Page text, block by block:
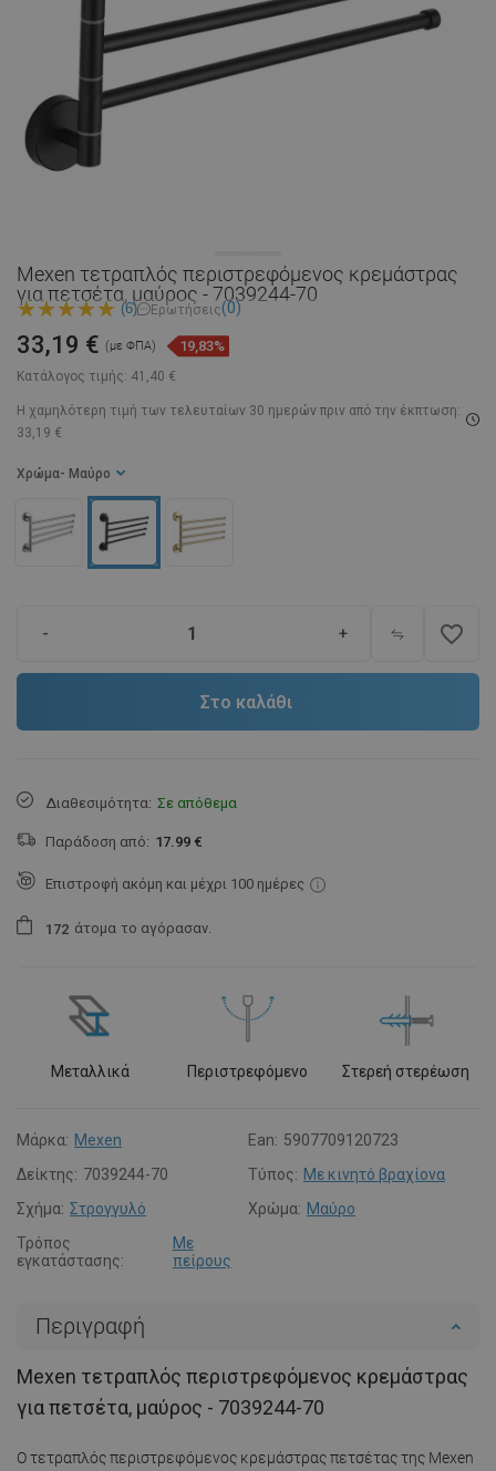
Mexen τετραπλός περιστρεφόμενος κρεμάστρας
για πετσέτα, μαύρος - 7039244-70
(6) Ερωτήσεις(0)
Κατάλογος τιμής: 41,40 €
33,19 € (με ΦΠΑ) 19,83%
Η χαμηλότερη τιμή των τελευταίων 30 ημερών πριν από την έκπτωση:
33,19 €
Χρώμα - Μαύρο
- + favorite_border
Στο καλάθι
Διαθεσιμότητα: Σε απόθεμα
Παράδοση από: 17.99 €
Επιστροφή ακόμη και μέχρι 100 ημέρες
1 72 άτομα το αγόρασαν.
Μεταλλικά Περιστρεφόμενο Στερεή στερέωση
Μάρκα: Mexen Ean: 5907709120723
Δείκτης: 7039244-70 Τύπος: Με κινητό βραχίονα
Σχήμα: Στρογγυλό Χρώμα: Μαύρο
Τρόπος
εγκατάστασης:
Με
πείρους
Περιγραφή
Mexen τετραπλός περιστρεφόμενος κρεμάστρας
για πετσέτα, μαύρος - 7039244-70
Ο τετραπλός περιστρεφόμενος κρεμάστρας πετσέτας της Mexen